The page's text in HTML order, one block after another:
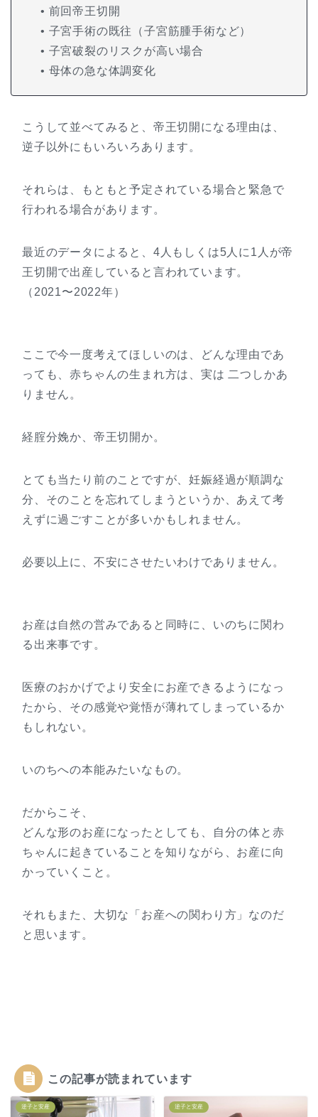
• 前回帝王切開
• 子宮手術の既往（子宮筋腫手術など）
• 子宮破裂のリスクが高い場合
• 母体の急な体調変化
こうして並べてみると、帝王切開になる理由は、
逆子以外にもいろいろあります。
それらは、もともと予定されている場合と緊急で
行われる場合があります。
最近のデータによると、4人もしくは5人に1人が帝
王切開で出産していると言われています。
（2021〜2022年）
ここで今一度考えてほしいのは、どんな理由であ
っても、赤ちゃんの生まれ方は、実は 二つしかあ
りません。
経腟分娩か、帝王切開か。
とても当たり前のことですが、妊娠経過が順調な
分、そのことを忘れてしまうというか、あえて考
えずに過ごすことが多いかもしれません。
必要以上に、不安にさせたいわけでありません。
お産は自然の営みであると同時に、いのちに関わ
る出来事です。
医療のおかげでより安全にお産できるようになっ
たから、その感覚や覚悟が薄れてしまっているか
もしれない。
いのちへの本能みたいなもの。
だからこそ、
どんな形のお産になったとしても、自分の体と赤
ちゃんに起きていることを知りながら、お産に向
かっていくこと。
それもまた、大切な「お産への関わり方」なのだ
と思います。
この記事が読まれています
逆子と安産 逆子と安産